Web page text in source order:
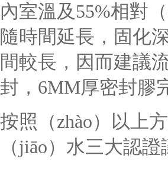
內室溫及55%相對
隨時間延長，固化
間較長，因而建議
封，6MM厚密封膠
按照（zhào）以上
（jiāo）水三大認